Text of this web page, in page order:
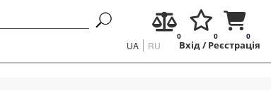
0
0
0
Вхід/Реєстрація
UA RU